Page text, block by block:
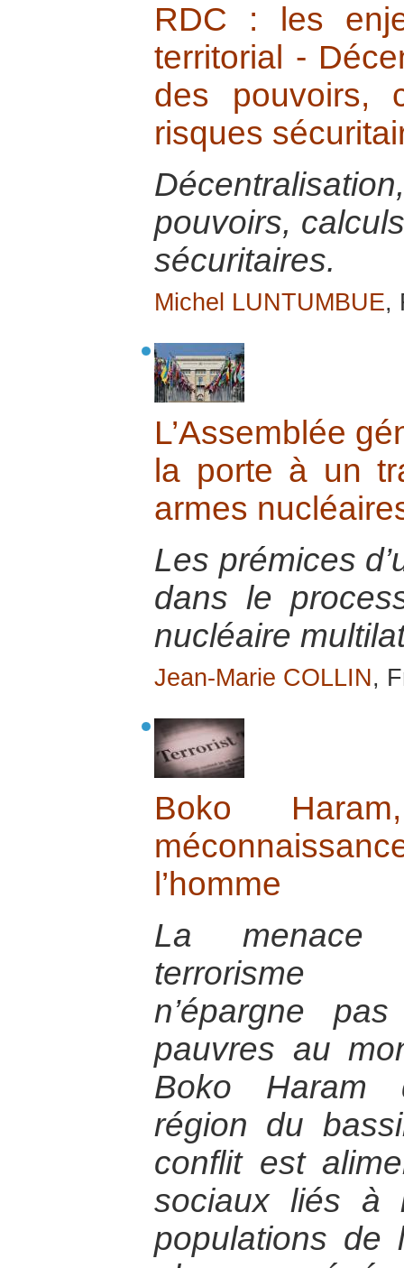
RDC : les
territorial -
des pouvoirs,
risques
pouvoirs,
sécuritaires.
Michel LUNTUMBUE,
L’Assemblée
la porte à un
armes
Les prémices
dans le
nucléaire
Jean-Marie COLLIN,
Boko
l’homme
La menace
terrorisme
n’épargne
pauvres au
Boko Haram
région du
conflit est
sociaux liés à
populations de